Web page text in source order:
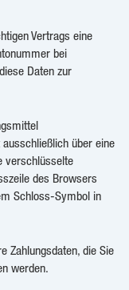
Vertrags eine
bei
Daten zur
über eine
verschlüsselte
des Browsers
Schloss-Symbol in
Zahlungsdaten, die Sie
werden.